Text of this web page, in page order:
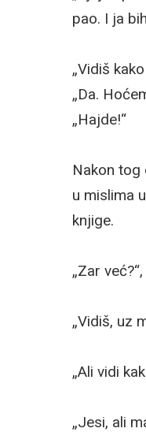
pao. I ja
„Vidiš
„Da.
„Hajde!“
Nakon tog
u mislima
knjige.
„Zar
„Vidiš, uz
„Ali vidi
„Jesi, ali